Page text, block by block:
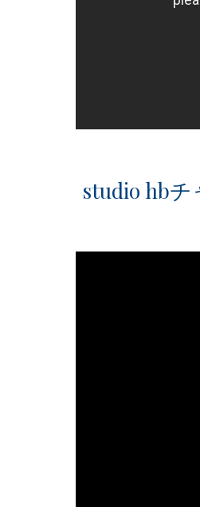
studio hb